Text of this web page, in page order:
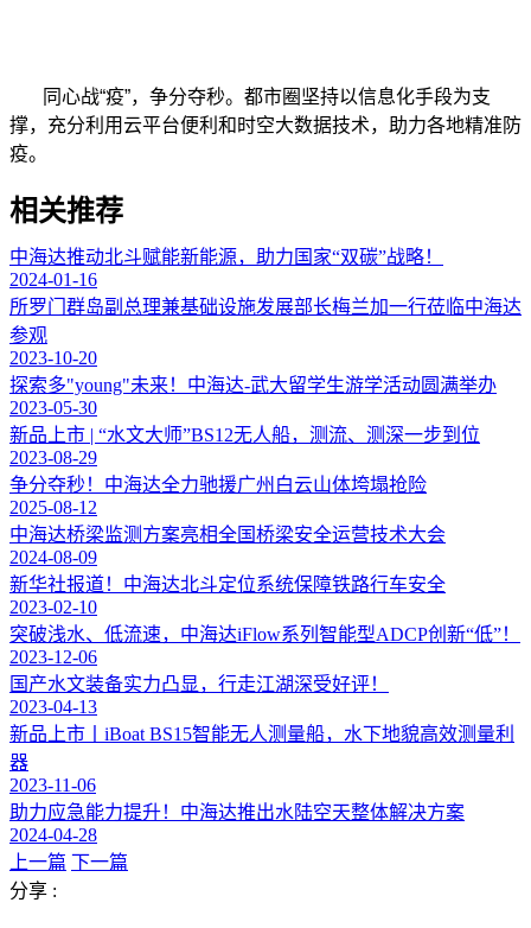
同心战“疫”，争分夺秒。都市圈坚持以信息化手段为支
撑，充分利用云平台便利和时空大数据技术，助力各地精准防
疫。
相关推荐
中海达推动北斗赋能新能源，助力国家“双碳”战略！
2024-01-16
所罗门群岛副总理兼基础设施发展部长梅兰加一行莅临中海达
参观
2023-10-20
探索多"young"未来！中海达-武大留学生游学活动圆满举办
2023-05-30
新品上市 | “水文大师”BS12无人船，测流、测深一步到位
2023-08-29
争分夺秒！中海达全力驰援广州白云山体垮塌抢险
2025-08-12
中海达桥梁监测方案亮相全国桥梁安全运营技术大会
2024-08-09
新华社报道！中海达北斗定位系统保障铁路行车安全
2023-02-10
突破浅水、低流速，中海达iFlow系列智能型ADCP创新“低”！
2023-12-06
国产水文装备实力凸显，行走江湖深受好评！
2023-04-13
新品上市丨iBoat BS15智能无人测量船，水下地貌高效测量利
器
2023-11-06
助力应急能力提升！中海达推出水陆空天整体解决方案
2024-04-28
上一篇 下一篇
分享 :